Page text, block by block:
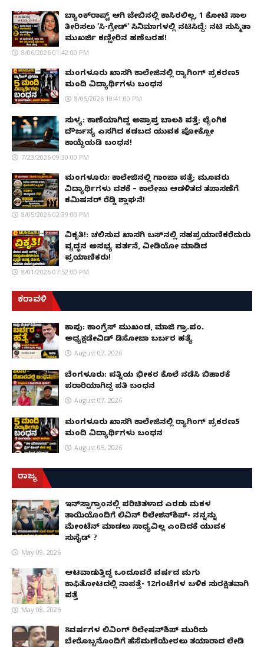
ಬ್ಯಾಂಕ್‌ರಾಪ್ಟ್‌ ಆಗಿ ಜೇಬಿನಲ್ಲಿ ಕಾಸಿರಲಿಲ್ಲ, ₹1 ಕೋಟಿ ಸಾಲ
ತೀರಿಸಲು 'ಸಿ-ಗ್ರೇಡ್' ಸಿನಿಮಾಗಳಲ್ಲಿ ನಟಿಸಿದ್ದೆ: ನಟಿ ಸುಸ್ಮಿತಾ
ಮುಖರ್ಜಿ ಕಣ್ಣೀರಿನ ಹಣೆಬರಹ!
8/06/2026 01:42:00 PM
ಮಂಗಳೂರು ಖಾಸಗಿ ಕಾಲೇಜಿನಲ್ಲಿ ರ‌್ಯಾಗಿಂಗ್ ಪ್ರಕರಣ5
ಮಂದಿ ವಿದ್ಯಾರ್ಥಿಗಳು ಬಂಧನ
8/05/2026 10:41:00 PM
ಸುಳ್ಯ: ಕಾಣೆಯಾಗಿದ್ದ ಅಪ್ರಾಪ್ತ ಬಾಲಕಿ ಪತ್ತೆ; ಲೈಂಗಿಕ
ದೌರ್ಜನ್ಯ ಎಸಗಿದ ಕಡಬದ ಯುವಕ ಪೋಕ್ಸೋ
ಕಾಯ್ದೆಯಡಿ ಬಂಧನ!
7/23/2026 09:30:00 PM
ಮಂಗಳೂರು: ಕಾಲೇಜಿನಲ್ಲಿ ಗಾಂಜಾ ಪತ್ತೆ; ಮೂವರು
ವಿದ್ಯಾರ್ಥಿಗಳು ವಶಕ್ಕೆ – ಕಾಲೇಜು ಆಡಳಿತದ ತಪಾಸಣೆಗೆ
ಕಮಿಷನರ್ ರೆಡ್ಡಿ ಶ್ಲಾಘನೆ!
8/05/2026 02:39:00 PM
ವಿಕೃತಿ!: ಚಲಿಸುವ ಖಾಸಗಿ ಬಸ್‌ನಲ್ಲಿ ಸಹಪ್ರಯಾಣಿಕರೆದುರು
ವೃದ್ಧನ ಅಸಭ್ಯ ವರ್ತನೆ, ವೀಡಿಯೋ ಮಾಡಿದ
ಪ್ರಯಾಣಿಕರು!
8/01/2026 07:52:00 PM
ಕರಾವಳಿ
ಕಾಪು: ಕಾಂಗ್ರೆಸ್ ಮುಖಂಡ, ಮಾಜಿ ಗ್ರಾ.ಪಂ.
ಅಧ್ಯಕ್ಷಡೇವಿಡ್ ಡಿಸೋಜಾ ಬರ್ಬರ ಹತ್ಯೆ
August 07, 2026
ಬೆಂಗಳೂರು: ಪತ್ನಿಯ ಭೀಕರ ಕೊಲೆ ನಡೆಸಿ ಬಿಹಾರಕ್ಕೆ
ಪರಾರಿಯಾಗಿದ್ದ ಪತಿ ಬಂಧನ
August 07, 2026
ಮಂಗಳೂರು ಖಾಸಗಿ ಕಾಲೇಜಿನಲ್ಲಿ ರ‌್ಯಾಗಿಂಗ್ ಪ್ರಕರಣ5
ಮಂದಿ ವಿದ್ಯಾರ್ಥಿಗಳು ಬಂಧನ
August 05, 2026
ರಾಜ್ಯ
ಇನ್​ಸ್ಟಾಗ್ರಾಂನಲ್ಲಿ ಪರಿಚಿತಳಾದ ಎರಡು ಮಕ್ಕಳ
ತಾಯಿಯೊಂದಿಗೆ ಲಿವಿನ್ ರಿಲೇಶನ್​ಶಿಪ್- ನನ್ನನ್ನು
ಮೇಂಟೆನ್ ಮಾಡಲು ಸಾಧ್ಯವಿಲ್ಲ ಎಂದಿದಕ್ಕೆ ಯುವಕ
ಸುಸೈಡ್ ?
May 09, 2026
ಆಟವಾಡುತ್ತಿದ್ದ ಒಂದೂವರೆ ವರ್ಷದ ಮಗು
ಕಾಫಿತೋಟದಲ್ಲಿ ನಾಪತ್ತೆ- 12ಗಂಟೆಗಳ ಬಳಿಕ ಸುರಕ್ಷಿತವಾಗಿ
ಪತ್ತೆ
May 08, 2026
8ವರ್ಷಗಳ ಲಿವಿಂಗ್‌ ರಿಲೇಷನ್‌ಶಿಪ್ ಮುರಿದು
ಬೇರೊಬ್ಬನೊಂದಿಗೆ ಹೆಸೆಮಣೆಯೇರಲು ತಯಾರಾದ ಲೇಡಿ